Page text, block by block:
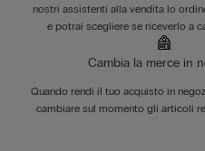
nostri assistenti alla vendita lo
e potrai scegliere se riceverlo a
Cambia la merce in
Quando rendi il tuo acquisto in
cambiare sul momento gli articoli